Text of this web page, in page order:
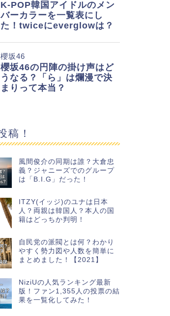
稿！
風間俊介の同期は誰？大倉忠
義？ジャニーズでのグループ
は「B.I.G」だった！
ITZY(イッジ)のユナは日本
人？両親は韓国人？本人の国
籍はどっちか判明！
自民党の派閥とは何？わかり
やすく勢力図や人数を簡単に
まとめました！【2021】
NiziUの人気ランキング最新
版！ファン1,355人の投票の結
果を一覧化してみた！